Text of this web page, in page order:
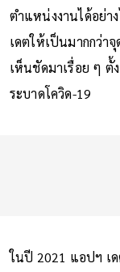
ตำแหน่งงานได้อย่า
เดตให้เป็นมากกว่า
เห็นชัดมาเรื่อย ๆ ตั้
ระบาดโควิด-19
ในปี 2021 แอปฯ เด